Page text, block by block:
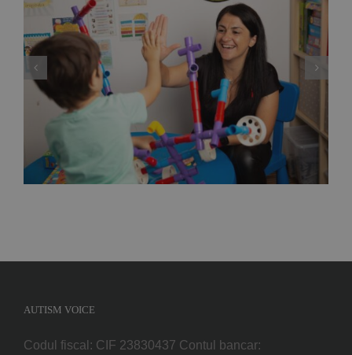
Deputata PNL Mara Calista anunță un proiect
de lege care reglementează modul de
exercitare a profesiei de ”analist
comportamental”, adică specialistul care
gestionează terapiile problemelor copiilor cu
autism
AUTISM VOICE
Codul fiscal: CIF 23830437 Contul bancar: